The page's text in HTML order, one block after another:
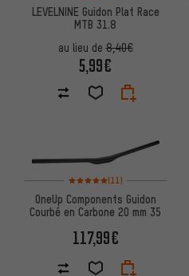
LEVELNINE Guidon Plat Race
MTB 31.8
au lieu de8,40€
5,99€
Note moyenne : 5 sur 5
(11)
OneUp Components Guidon
Courbé en Carbone 20 mm 35
117,99€